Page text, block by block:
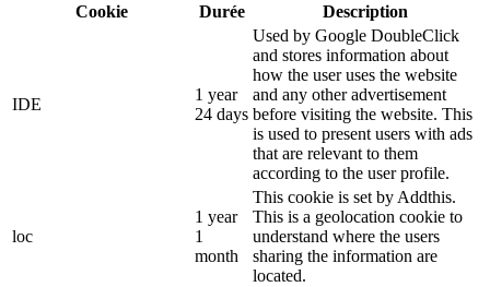
Cookie
Durée Description
IDE
1 year
24 days
Used by Google DoubleClick
and stores information about
how the user uses the website
and any other advertisement
before visiting the website. This
is used to present users with ads
that are relevant to them
according to the user profile.
loc
1 year
1
month
This cookie is set by Addthis.
This is a geolocation cookie to
understand where the users
sharing the information are
located.